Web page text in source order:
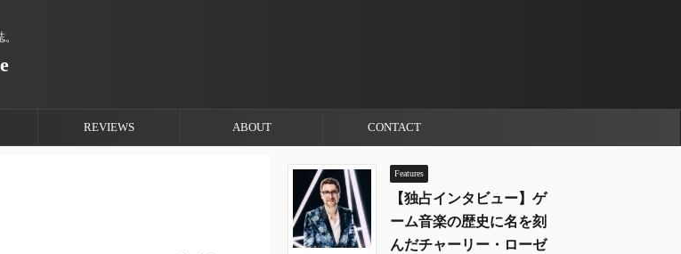
REVIEWS ABOUT CONTACT
Features
【独占インタビュー】ゲ
ーム音楽の歴史に名を刻
んだチャーリー・ローゼ